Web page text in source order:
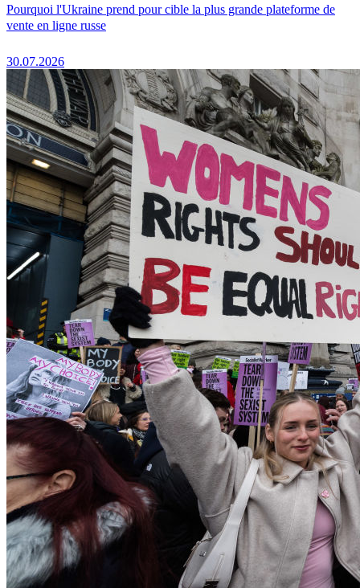
Pourquoi l'Ukraine prend pour cible la plus grande plateforme de
vente en ligne russe
30.07.2026